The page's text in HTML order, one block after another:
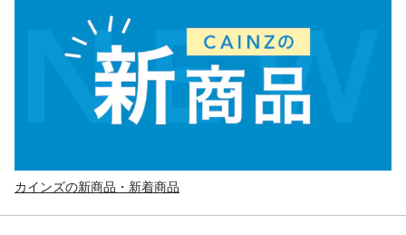
カインズの新商品・新着商品